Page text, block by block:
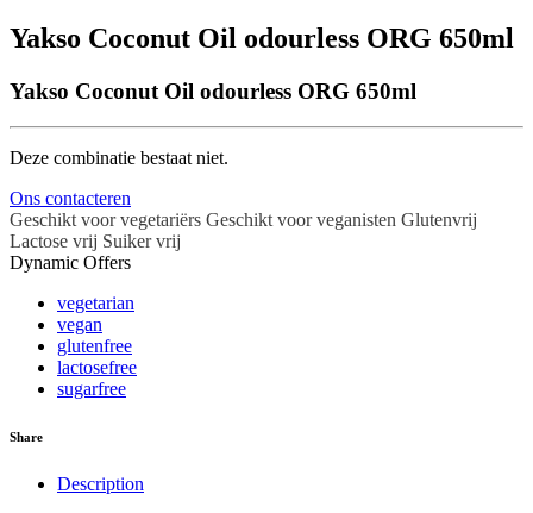
Yakso Coconut Oil odourless ORG 650ml
Yakso Coconut Oil odourless ORG 650ml
Deze combinatie bestaat niet.
Ons contacteren
Geschikt voor vegetariërs Geschikt voor veganisten Glutenvrij
Lactose vrij Suiker vrij
Dynamic Offers
vegetarian
vegan
glutenfree
lactosefree
sugarfree
Share
Description